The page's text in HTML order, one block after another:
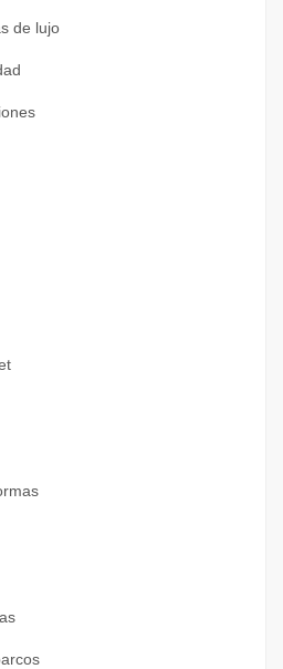
de lujo